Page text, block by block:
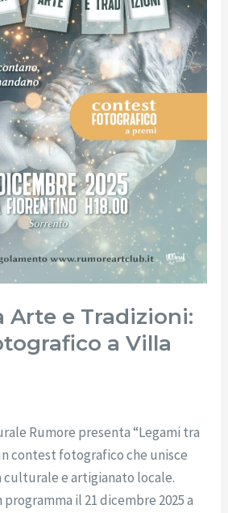
Arte e Tradizioni:
a Villa
Rumore presenta “Legami tra
contest fotografico che unisce
e artigianato locale.
il 21 dicembre 2025 a